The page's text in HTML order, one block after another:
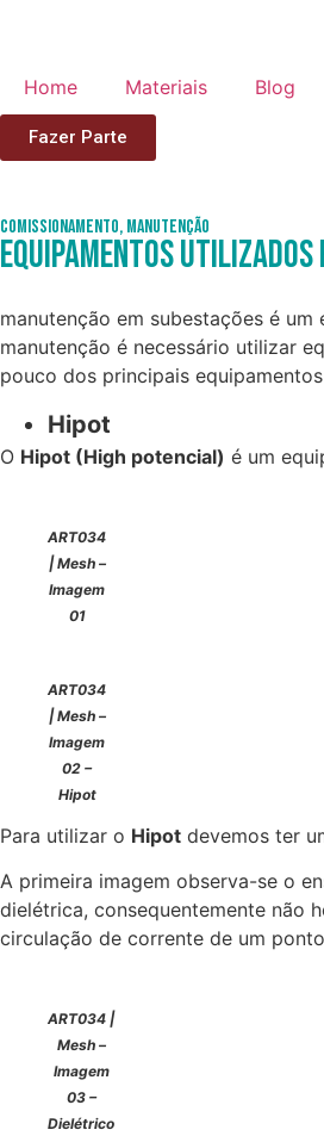
Home Materiais Blog
Fazer Parte
Comissionamento, Manutenção
Equipamentos Utilizados
manutenção em subestações é
manutenção é necessário utilizar
pouco dos principais
Hipot
O Hipot (High potencial) é um
ART034
| Mesh –
Imagem
01
ART034
| Mesh –
Imagem
02 –
Hipot
Para utilizar o Hipot devemos ter
A primeira imagem observa-se o
dielétrica, consequentemente não
circulação de corrente de um
ART034 |
Mesh –
Imagem
03 –
Dielétrico